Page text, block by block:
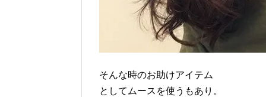
そんな時のお助けアイテム
としてムースを使うもあり。